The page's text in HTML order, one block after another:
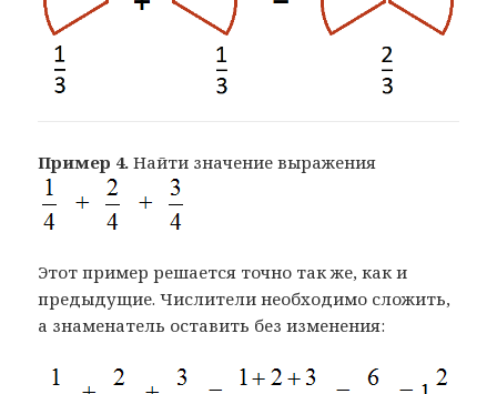
Пример 4. Найти значение выражения
Этот пример решается точно так же, как и
предыдущие. Числители необходимо сложить,
а знаменатель оставить без изменения: